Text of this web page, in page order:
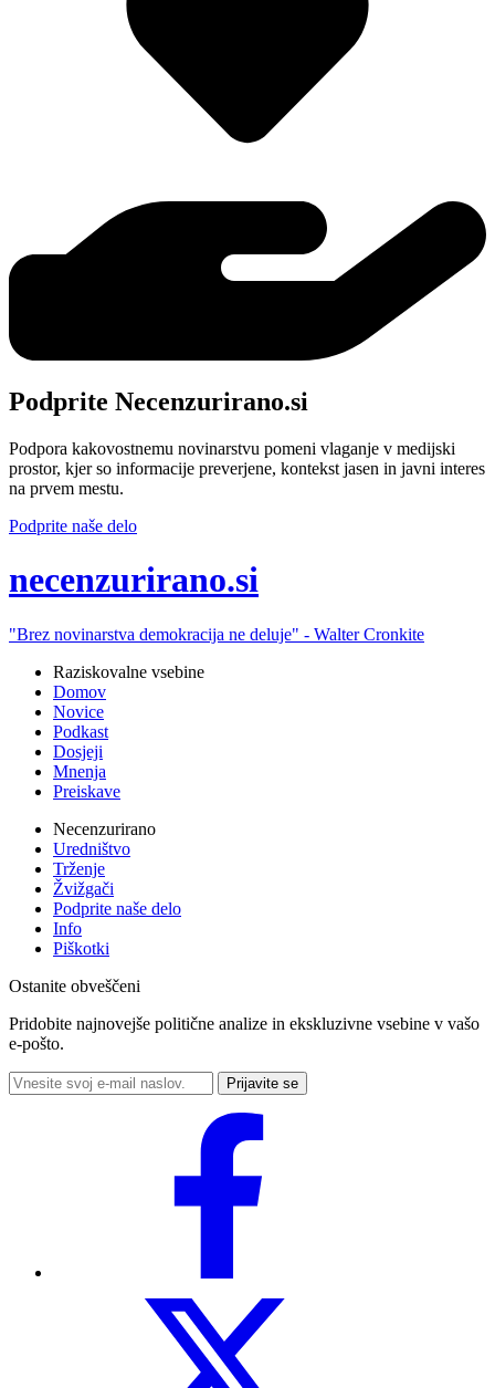
Podprite Necenzurirano.si
Podpora kakovostnemu novinarstvu pomeni vlaganje v medijski
prostor, kjer so informacije preverjene, kontekst jasen in javni interes
na prvem mestu.
Podprite naše delo
necenzurirano.si
"Brez novinarstva demokracija ne deluje" - Walter Cronkite
Raziskovalne vsebine
Domov
Novice
Podkast
Dosjeji
Mnenja
Preiskave
Necenzurirano
Uredništvo
Trženje
Žvižgači
Podprite naše delo
Info
Piškotki
Ostanite obveščeni
Pridobite najnovejše politične analize in ekskluzivne vsebine v vašo
e-pošto.
Prijavite se